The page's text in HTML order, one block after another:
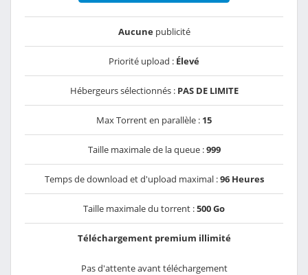
Aucunepublicité
Priorité upload : Élevé
Hébergeurs sélectionnés : PAS DE LIMITE
Max Torrent en parallèle : 15
Taille maximale de la queue :999
Temps de download et d'upload maximal :96 Heures
Taille maximale du torrent :500 Go
Téléchargement premium illimité
Pas d'attente avant téléchargement